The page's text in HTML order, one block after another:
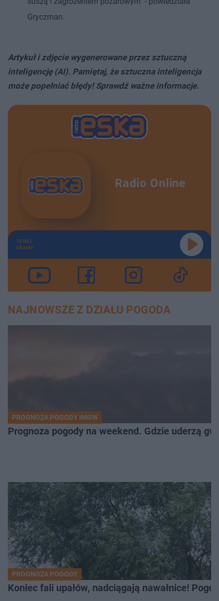
Gryczman.
Artykuł i zdjęcie wygenerowane przez sztuczną
inteligencję (AI). Pamiętaj, że sztuczna inteligencja
może popełniać błędy! Sprawdź ważne informacje.
Radio Online
TERAZ
GRAMY
NAJNOWSZE Z DZIAŁU POGODA
PROGNOZA POGODY IMGW
Prognoza pogody na weekend. Gdzie uderzą
PROGNOZA POGODY
Koniec fali upałów, nadciągają nawałnice!